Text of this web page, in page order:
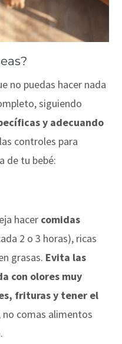
no puedas hacer nada
siguiendo
y adecuando
controles para
de tu bebé:
hacer comidas
2 o 3 horas), ricas
grasas. Evita las
con olores muy
frituras y tener el
no comas alimentos